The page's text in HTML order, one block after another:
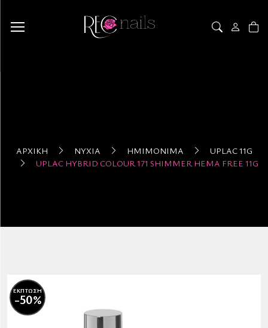
ΑΡΧΙΚΉ ΝΎΧΙΑ ΗΜΙΜΌΝΙΜΑ
UPLAC 11G
UPLAC HYBRID COLOUR 171 SHIMMER HEMA FREE 11G
ΕΚΠΤΩΣΗ
-50%